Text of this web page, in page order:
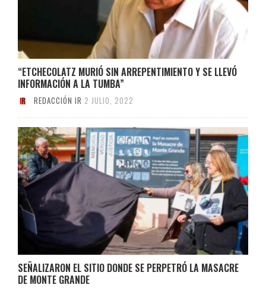
“ETCHECOLATZ MURIÓ SIN ARREPENTIMIENTO Y SE LLEVÓ
INFORMACIÓN A LA TUMBA”
REDACCIÓN IR 2 JULIO, 2022
SEÑALIZARON EL SITIO DONDE SE PERPETRÓ LA MASACRE
DE MONTE GRANDE